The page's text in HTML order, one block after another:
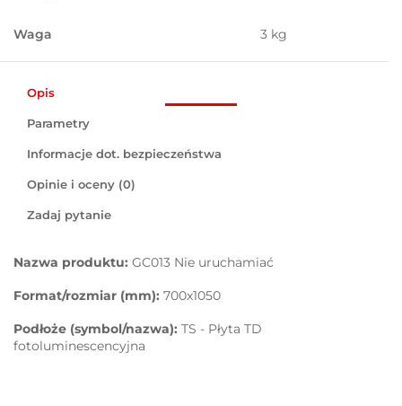
Waga 3 kg
Opis
Parametry
Informacje dot. bezpieczeństwa
Opinie i oceny (0)
Zadaj pytanie
Nazwa produktu: GC013 Nie uruchamiać
Format/rozmiar (mm): 700x1050
Podłoże (symbol/nazwa): TS - Płyta TD
fotoluminescencyjna